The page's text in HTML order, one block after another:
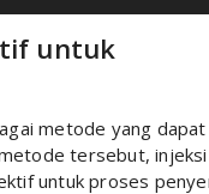
untuk
metode yang dapat
tersebut,
untuk proses